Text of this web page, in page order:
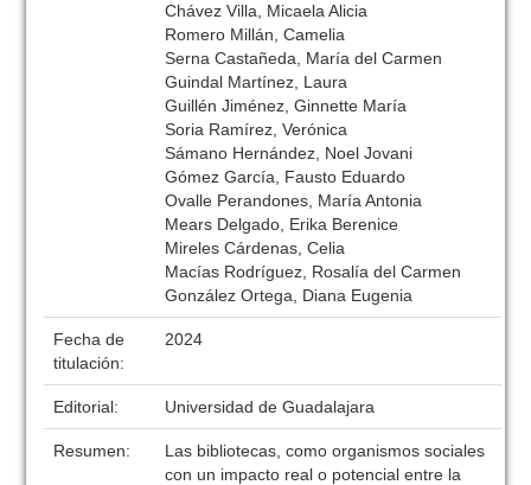
Chávez Villa, Micaela Alicia
Romero Millán, Camelia
Serna Castañeda, María del Carmen
Guindal Martínez, Laura
Guillén Jiménez, Ginnette María
Soria Ramírez, Verónica
Sámano Hernández, Noel Jovani
Gómez García, Fausto Eduardo
Ovalle Perandones, María Antonia
Mears Delgado, Erika Berenice
Mireles Cárdenas, Celia
Macías Rodríguez, Rosalía del Carmen
González Ortega, Diana Eugenia
Fecha de
titulación:
2024
Editorial: Universidad de Guadalajara
Resumen:
Las bibliotecas, como organismos sociales
con un impacto real o potencial entre la